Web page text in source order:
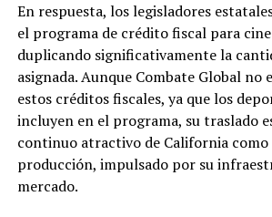
En respuesta, los legisladores
el programa de crédito fiscal para
duplicando significativamente la
asignada. Aunque Combate Global no
estos créditos fiscales, ya que los
incluyen en el programa, su traslado
continuo atractivo de California
producción, impulsado por su
mercado.